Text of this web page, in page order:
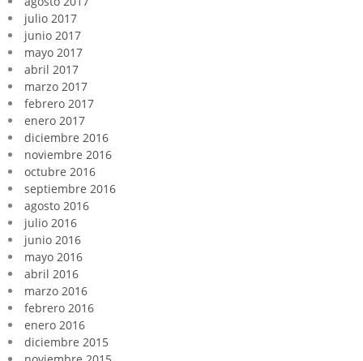
julio 2017
junio 2017
mayo 2017
abril 2017
marzo 2017
febrero 2017
enero 2017
diciembre 2016
noviembre 2016
octubre 2016
septiembre 2016
agosto 2016
julio 2016
junio 2016
mayo 2016
abril 2016
marzo 2016
febrero 2016
enero 2016
diciembre 2015